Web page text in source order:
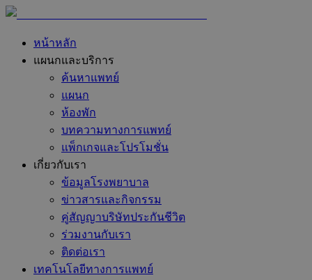
หน้าหลัก
แผนกและบริการ
ค้นหาแพทย์
แผนก
ห้องพัก
บทความทางการแพทย์
แพ็กเกจและโปรโมชั่น
เกี่ยวกับเรา
ข้อมูลโรงพยาบาล
ข่าวสารและกิจกรรม
คู่สัญญาบริษัทประกันชีวิต
ร่วมงานกับเรา
ติดต่อเรา
เทคโนโลยีทางการแพทย์